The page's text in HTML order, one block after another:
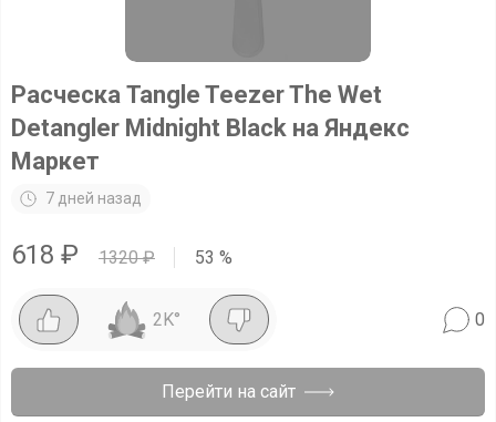
Расческа Tangle Teezer The Wet
Detangler Midnight Black на Яндекс
Маркет
7 дней назад
618 ₽ 1320₽ 53 %
2K° 0
Перейти на сайт